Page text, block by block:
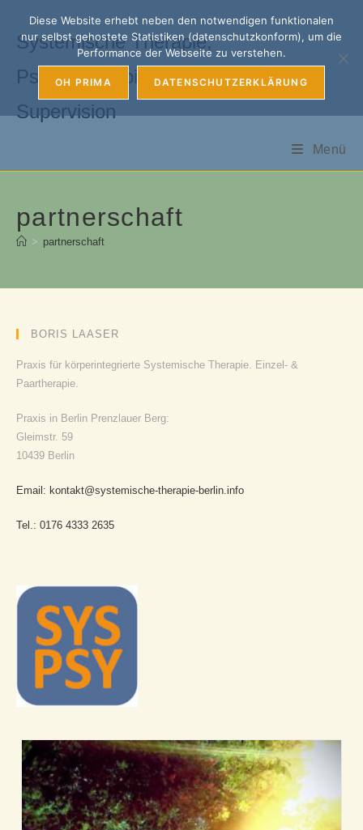
springen
Systemische Therapie,
Psychotherapie, Coaching &
Supervision
Menü
partnerschaft
> partnerschaft
BORIS LAASER
Praxis für körperintegrierte Systemische Therapie. Einzel- &
Paartherapie.
Praxis in Berlin Prenzlauer Berg:
Gleimstr. 59
10439 Berlin
Email: kontakt@systemische-therapie-berlin.info
Tel.: 0176 4333 2635
Diese Website erhebt neben den notwendigen funktionalen
nur selbst gehostete Statistiken (datenschutzkonform), um die
Performance der Webseite zu verstehen.
OH PRIMA DATENSCHUTZERKLÄRUNG